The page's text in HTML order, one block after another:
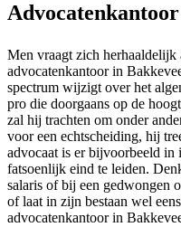
Men vraagt zich herhaaldelijk
advocatenkantoor in
spectrum wijzigt over het
pro die doorgaans op de
zal hij trachten om onder
voor een echtscheiding, hij
advocaat is er bijvoorbeeld in
fatsoenlijk eind te leiden.
salaris of bij een gedwongen
of laat in zijn bestaan wel
advocatenkantoor in